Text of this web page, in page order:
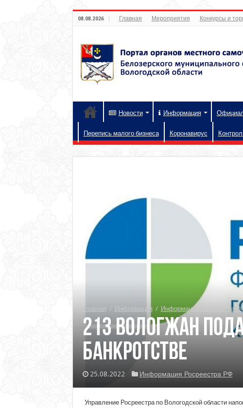
08.08.2026 Главная Мероприятия Конкурсы и
Новости Информация
Перепись малого бизнеса Коронавирус
Главная / Информация / Информация Росреестра
213 вологжан
банкротстве
25.08.2022 Информация Росреестра РФ
Управление Росреестра по Вологодской области